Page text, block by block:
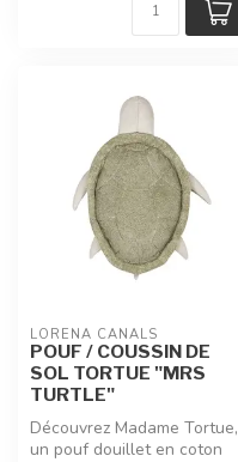
LORENA CANALS
POUF / COUSSIN DE
SOL TORTUE "MRS
TURTLE"
Découvrez Madame Tortue,
un pouf douillet en coton